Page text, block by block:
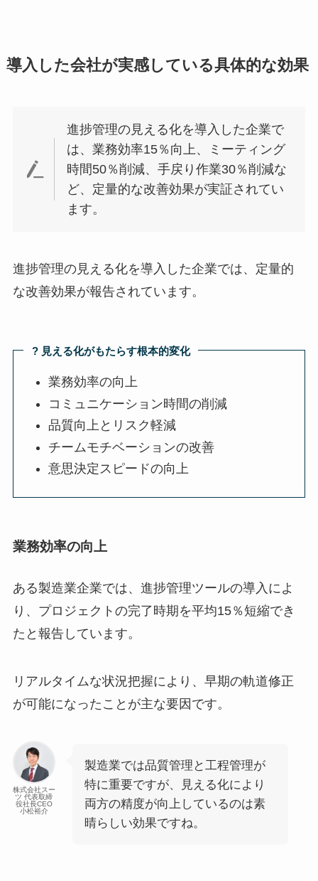
導入した会社が実感している具体的な効果
進捗管理の見える化を導入した企業で
は、業務効率15％向上、ミーティング
時間50％削減、手戻り作業30％削減な
ど、定量的な改善効果が実証されてい
ます。
進捗管理の見える化を導入した企業では、定量的
な改善効果が報告されています。
? 見える化がもたらす根本的変化
業務効率の向上
コミュニケーション時間の削減
品質向上とリスク軽減
チームモチベーションの改善
意思決定スピードの向上
業務効率の向上
ある製造業企業では、進捗管理ツールの導入によ
り、プロジェクトの完了時期を平均15％短縮でき
たと報告しています。
リアルタイムな状況把握により、早期の軌道修正
が可能になったことが主な要因です。
株式会社スー
ツ 代表取締
役社長CEO
小松裕介
製造業では品質管理と工程管理が
特に重要ですが、見える化により
両方の精度が向上しているのは素
晴らしい効果ですね。